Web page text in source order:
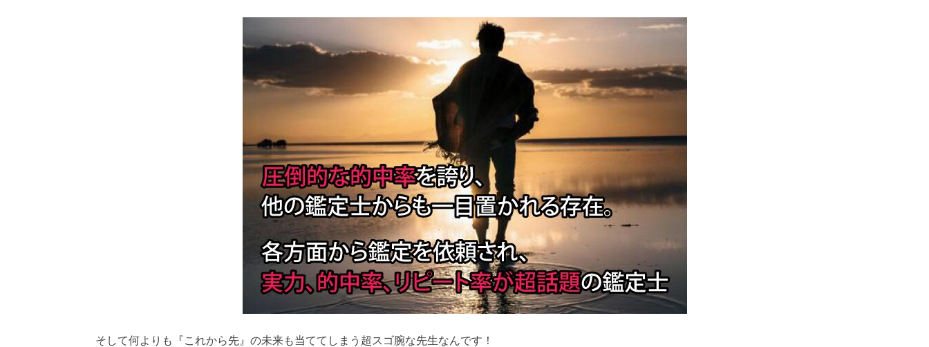
そして何よりも 『これから先』の未来も当ててしまう超スゴ腕な先生なんです！